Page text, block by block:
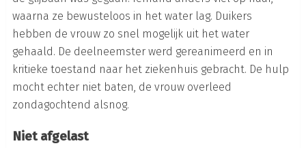
waarna ze bewusteloos in het water lag. Duikers
hebben de vrouw zo snel mogelijk uit het water
gehaald. De deelneemster werd gereanimeerd en in
kritieke toestand naar het ziekenhuis gebracht. De hulp
mocht echter niet baten, de vrouw overleed
zondagochtend alsnog.
Niet afgelast